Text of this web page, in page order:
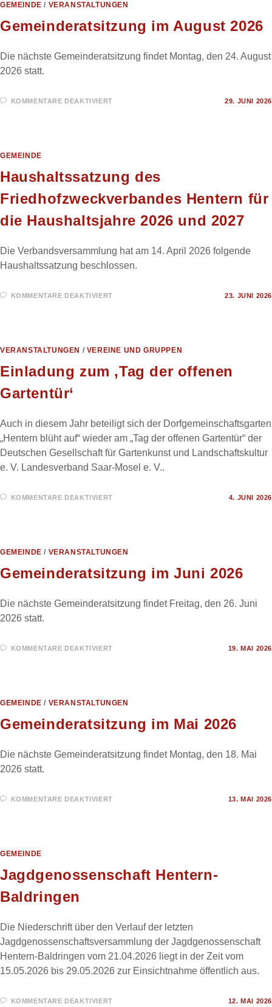
GEMEINDE / VERANSTALTUNGEN
Gemeinderatsitzung im August 2026
Die nächste Gemeinderatsitzung findet Montag, den 24. August
2026 statt.
KOMMENTARE DEAKTIVIERTFÜR
29. JUNI 2026
GEMEINDE
Haushaltssatzung des
Friedhofzweckverbandes Hentern für
die Haushaltsjahre 2026 und 2027
Die Verbandsversammlung hat am 14. April 2026 folgende
Haushaltssatzung beschlossen.
KOMMENTARE DEAKTIVIERTFÜR
HAUSHALTSJAHRE
UND
2027
23. JUNI 2026
VERANSTALTUNGEN / VEREINE UND GRUPPEN
Einladung zum ‚Tag der offenen
Gartentür‘
Auch in diesem Jahr beteiligt sich der Dorfgemeinschaftsgarten
„Hentern blüht auf“ wieder am „Tag der offenen Gartentür“ der
Deutschen Gesellschaft für Gartenkunst und Landschaftskultur
e. V. Landesverband Saar-Mosel e. V..
KOMMENTARE DEAKTIVIERTFÜR
4. JUNI 2026
GEMEINDE / VERANSTALTUNGEN
Gemeinderatsitzung im Juni 2026
Die nächste Gemeinderatsitzung findet Freitag, den 26. Juni
2026 statt.
KOMMENTARE DEAKTIVIERTFÜR
19. MAI 2026
GEMEINDE / VERANSTALTUNGEN
Gemeinderatsitzung im Mai 2026
Die nächste Gemeinderatsitzung findet Montag, den 18. Mai
2026 statt.
KOMMENTARE DEAKTIVIERTFÜR
13. MAI 2026
GEMEINDE
Jagdgenossenschaft Hentern-
Baldringen
Die Niederschrift über den Verlauf der letzten
Jagdgenossenschaftsversammlung der Jagdgenossenschaft
Hentern-Baldringen vom 21.04.2026 liegt in der Zeit vom
15.05.2026 bis 29.05.2026 zur Einsichtnahme öffentlich aus.
KOMMENTARE DEAKTIVIERTFÜR
12. MAI 2026